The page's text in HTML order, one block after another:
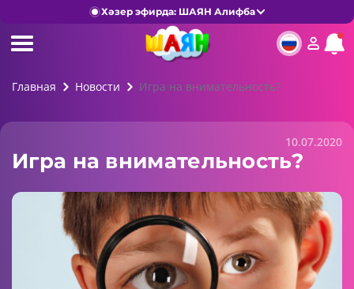
Хәзер эфирда: ШАЯН Алифба
Главная Новости Игра на внимательность?
10.07.2020
Игра на внимательность?